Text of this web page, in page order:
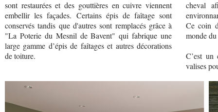
sont restaurées et des gouttières en cuivre viennent
embellir les façades. Certains épis de faîtage sont
conservés tandis que d'autres sont remplacés grâce à
"La Poterie du Mesnil de Bavent" qui fabrique une
large gamme d’épis de faîtages et autres décorations
de toiture.
cheval
Ce coin
monde
C’est
valises